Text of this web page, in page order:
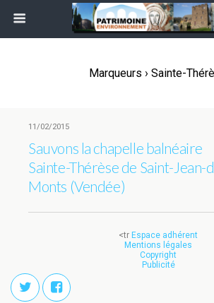
Marqueurs › Sainte-
11/02/2015
Sauvons la chapelle balnéaire
Sainte-Thérèse de Saint-Jean-
Monts (Vendée)
<tr Espace adhérent
Mentions légales
Copyright
Publicité